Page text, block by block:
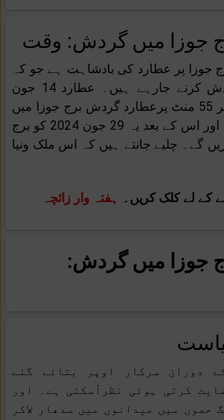
جوزا میں گردش: وقت
جوزا پر عطارد کی بادشاہت ہے جو کہ
اپنے ہی برج میں گردش کرنے جارہے ہیں۔ عطارد 14 جون
2024 کی رات 10 بج کر 55 منٹ پرعطارد گردش برج جوزا میں
محو گردش رہیں گے۔ اور اس کے بعد یہ 29 جون 2024 کو برج
گے۔ چلیے جانتے ہیں کہ اس ملک ونیا
کے لے کلک کریں۔ ہفتہ وار زائچہ
جوزا میں گردش:
دوران سرکار اوپر بتائے گئے
کرتی ہوئی نظرآسکتی ہے۔ اور
حصوں میں میدانوں میں سدھار لاکر